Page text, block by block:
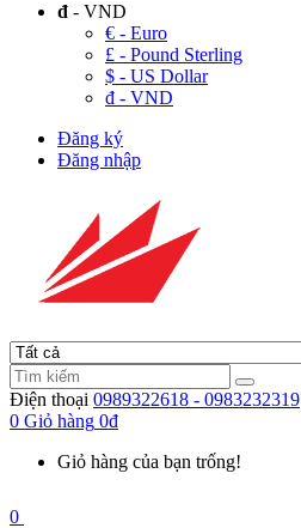
đ - VND
€ - Euro
£ - Pound Sterling
$ - US Dollar
đ - VND
Đăng ký
Đăng nhập
Điện thoại 0989322618 - 0983232319
0 Giỏ hàng 0đ
Giỏ hàng của bạn trống!
0